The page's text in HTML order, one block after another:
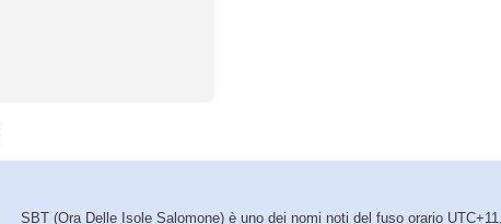
SBT (Ora Delle Isole Salomone) è uno dei nomi noti del fuso orario